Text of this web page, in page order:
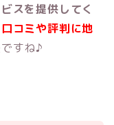
スを提供してく
口コミや評判に地
すね♪